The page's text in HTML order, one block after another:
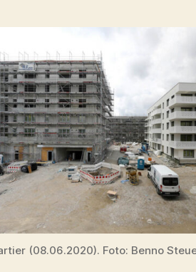
(08.06.2020). Foto: Benno